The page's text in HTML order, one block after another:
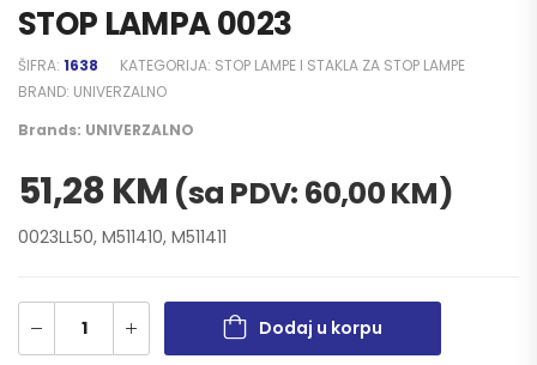
STOP LAMPA 0023
ŠIFRA: 1638 KATEGORIJA: STOP LAMPE I STAKLA ZA STOP LAMPE
BRAND: UNIVERZALNO
Brands: UNIVERZALNO
51,28KM (sa PDV: 60,00KM)
0023LL50, M511410, M511411
Dodaj u korpu